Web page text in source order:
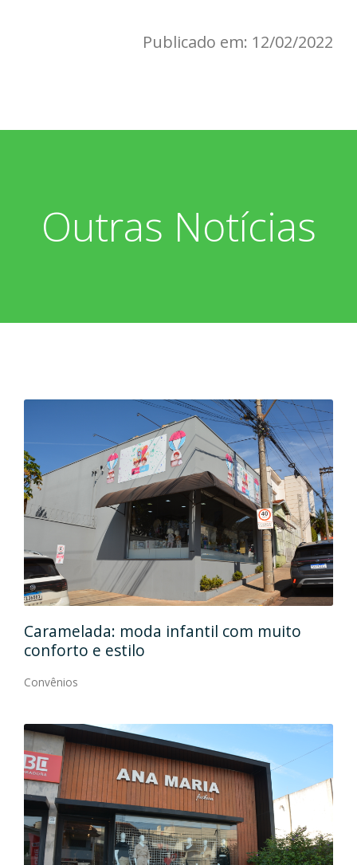
Publicado em: 12/02/2022
Outras Notícias
Caramelada: moda infantil com muito
conforto e estilo
Convênios